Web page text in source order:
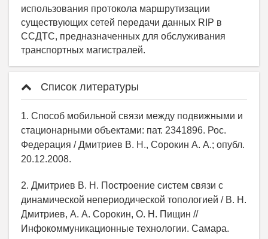
Список литературы
1. Способ мобильной связи между подвижными и
стационарными объектами: пат. 2341896. Рос.
Федерация / Дмитриев В. Н., Сорокин А. А.; опубл.
20.12.2008.
2. Дмитриев В. Н. Построение систем связи с
динамической непериодической топологией / В. Н.
Дмитриев, А. А. Сорокин, О. Н. Пищин //
Инфокоммуникационные технологии. Самара.